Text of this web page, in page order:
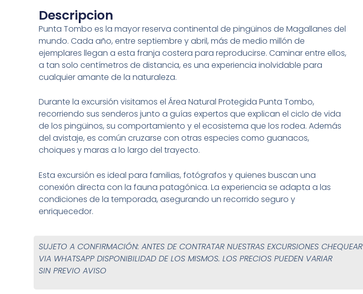
Descripcion
Punta Tombo es la mayor reserva continental de pingüinos de Magallanes del
mundo. Cada año, entre septiembre y abril, más de medio millón de
ejemplares llegan a esta franja costera para reproducirse. Caminar entre ellos,
a tan solo centímetros de distancia, es una experiencia inolvidable para
cualquier amante de la naturaleza.
Durante la excursión visitamos el Área Natural Protegida Punta Tombo,
recorriendo sus senderos junto a guías expertos que explican el ciclo de vida
de los pingüinos, su comportamiento y el ecosistema que los rodea. Además
del avistaje, es común cruzarse con otras especies como guanacos,
choiques y maras a lo largo del trayecto.
Esta excursión es ideal para familias, fotógrafos y quienes buscan una
conexión directa con la fauna patagónica. La experiencia se adapta a las
condiciones de la temporada, asegurando un recorrido seguro y
enriquecedor.
SUJETO A CONFIRMACIÓN: ANTES DE CONTRATAR NUESTRAS EXCURSIONES CHEQUEAR
VIA WHATSAPP DISPONIBILIDAD DE LOS MISMOS. LOS PRECIOS PUEDEN VARIAR
SIN PREVIO AVISO